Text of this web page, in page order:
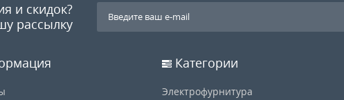
и скидок?
рассылку
Категории
Электрофурнитура